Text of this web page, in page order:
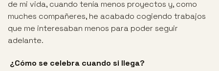
de mi vida, cuando tenía menos proyectos y, como
muches compañeres, he acabado cogiendo trabajos
que me interesaban menos para poder seguir
adelante.
¿Cómo se celebra cuando si llega?